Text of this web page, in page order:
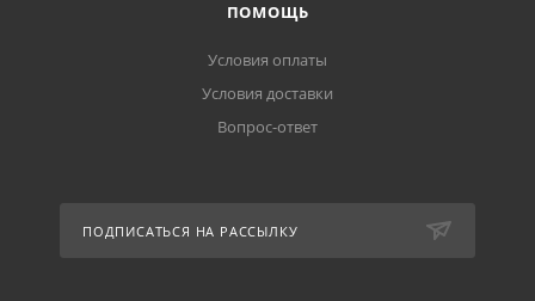
ПОМОЩЬ
Условия оплаты
Условия доставки
Вопрос-ответ
ПОДПИСАТЬСЯ НА РАССЫЛКУ